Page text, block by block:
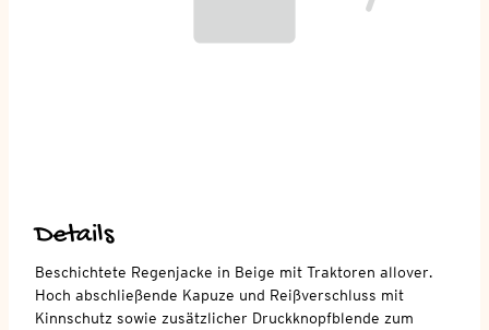
Details
Beschichtete Regenjacke in Beige mit Traktoren allover.
Hoch abschließende Kapuze und Reißverschluss mit
Kinnschutz sowie zusätzlicher Druckknopfblende zum